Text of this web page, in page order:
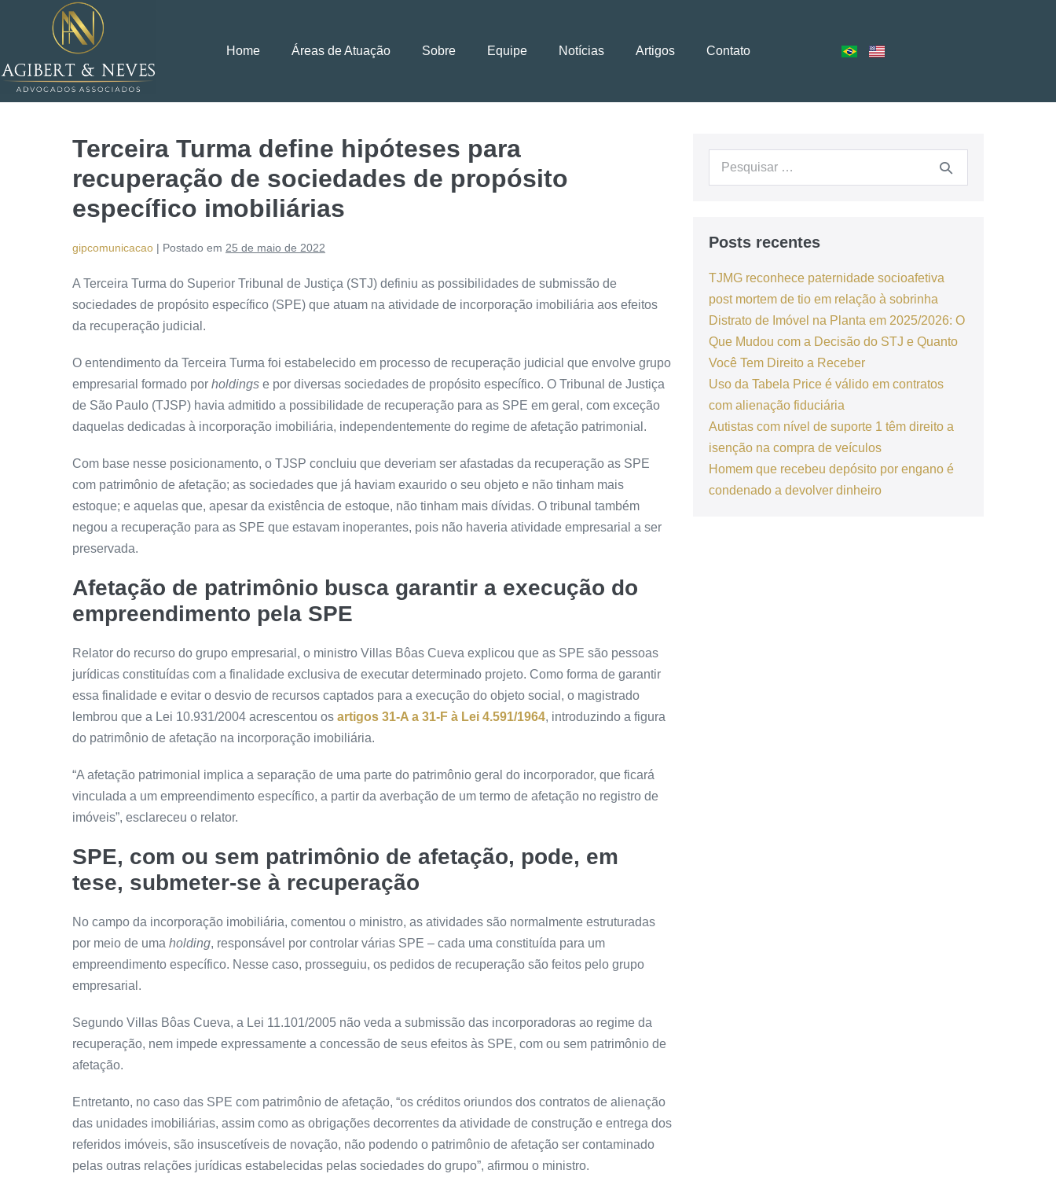
Home Áreas de Atuação Sobre Equipe Notícias Artigos Contato
Terceira Turma define hipóteses para
recuperação de sociedades de propósito
específico imobiliárias
gipcomunicacao | Postado em 25 de maio de 2022
​A Terceira Turma do Superior Tribunal de Justiça (STJ) definiu as possibilidades de submissão de
sociedades de propósito específico (SPE) que atuam na atividade de incorporação imobiliária aos efeitos
da recuperação judicial.
O entendimento da Terceira Turma foi estabelecido em processo de recuperação judicial que envolve grupo
empresarial formado por holdings e por diversas sociedades de propósito específico. O Tribunal de Justiça
de São Paulo (TJSP) havia admitido a possibilidade de recuperação para as SPE em geral, com exceção
daquelas dedicadas à incorporação imobiliária, independentemente do regime de afetação patrimonial.
Com base nesse posicionamento, o TJSP concluiu que deveriam ser afastadas da recuperação as SPE
com patrimônio de afetação; as sociedades que já haviam exaurido o seu objeto e não tinham mais
estoque; e aquelas que, apesar da existência de estoque, não tinham mais dívidas. O tribunal também
negou a recuperação para as SPE que estavam inoperantes, pois não haveria atividade empresarial a ser
preservada.
Afetação de patrimônio busca garantir a execução do
empreendimento pela SPE
Relator do recurso do grupo empresarial, o ministro Villas Bôas Cueva explicou que as SPE são pessoas
jurídicas constituídas com a finalidade exclusiva de executar determinado projeto. Como forma de garantir
essa finalidade e evitar o desvio de recursos captados para a execução do objeto social, o magistrado
lembrou que a Lei 10.931/2004 acrescentou os artigos 31-A a 31-F à Lei 4.591/1964, introduzindo a figura
do patrimônio de afetação na incorporação imobiliária.
“A afetação patrimonial implica a separação de uma parte do patrimônio geral do incorporador, que ficará
vinculada a um empreendimento específico, a partir da averbação de um termo de afetação no registro de
imóveis”, esclareceu o relator.
SPE, com ou sem patrimônio de afetação, pode, em
tese, submeter-se à recuperação
No campo da incorporação imobiliária, comentou o ministro, as atividades são normalmente estruturadas
por meio de uma holding, responsável por controlar várias SPE – cada uma constituída para um
empreendimento específico. Nesse caso, prosseguiu, os pedidos de recuperação são feitos pelo grupo
empresarial.
Segundo Villas Bôas Cueva, a Lei 11.101/2005 não veda a submissão das incorporadoras ao regime da
recuperação, nem impede expressamente a concessão de seus efeitos às SPE, com ou sem patrimônio de
afetação.
Entretanto, no caso das SPE com patrimônio de afetação, “os créditos oriundos dos contratos de alienação
das unidades imobiliárias, assim como as obrigações decorrentes da atividade de construção e entrega dos
referidos imóveis, são insuscetíveis de novação, não podendo o patrimônio de afetação ser contaminado
pelas outras relações jurídicas estabelecidas pelas sociedades do grupo”, afirmou o ministro.
Posts recentes
TJMG reconhece paternidade socioafetiva
post mortem de tio em relação à sobrinha
Distrato de Imóvel na Planta em 2025/2026: O
Que Mudou com a Decisão do STJ e Quanto
Você Tem Direito a Receber
Uso da Tabela Price é válido em contratos
com alienação fiduciária
Autistas com nível de suporte 1 têm direito a
isenção na compra de veículos
Homem que recebeu depósito por engano é
condenado a devolver dinheiro